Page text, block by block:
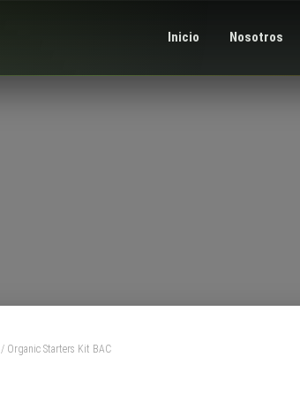
Inicio Nosotros
/ Organic Starters Kit BAC